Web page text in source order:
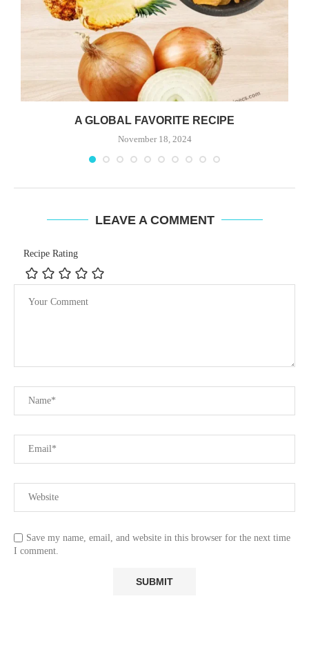
A GLOBAL FAVORITE RECIPE
November 18, 2024
LEAVE A COMMENT
Recipe Rating
Save my name, email, and website in this browser for the next time
I comment.